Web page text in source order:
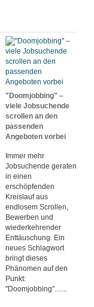
"Doomjobbing" –
viele Jobsuchende
scrollen an den
passenden
Angeboten vorbei
Immer mehr
Jobsuchende geraten
in einen
erschöpfenden
Kreislauf aus
endlosem Scrollen,
Bewerben und
wiederkehrender
Enttäuschung. Ein
neues Schlagwort
bringt dieses
Phänomen auf den
Punkt:
"Doomjobbing".......